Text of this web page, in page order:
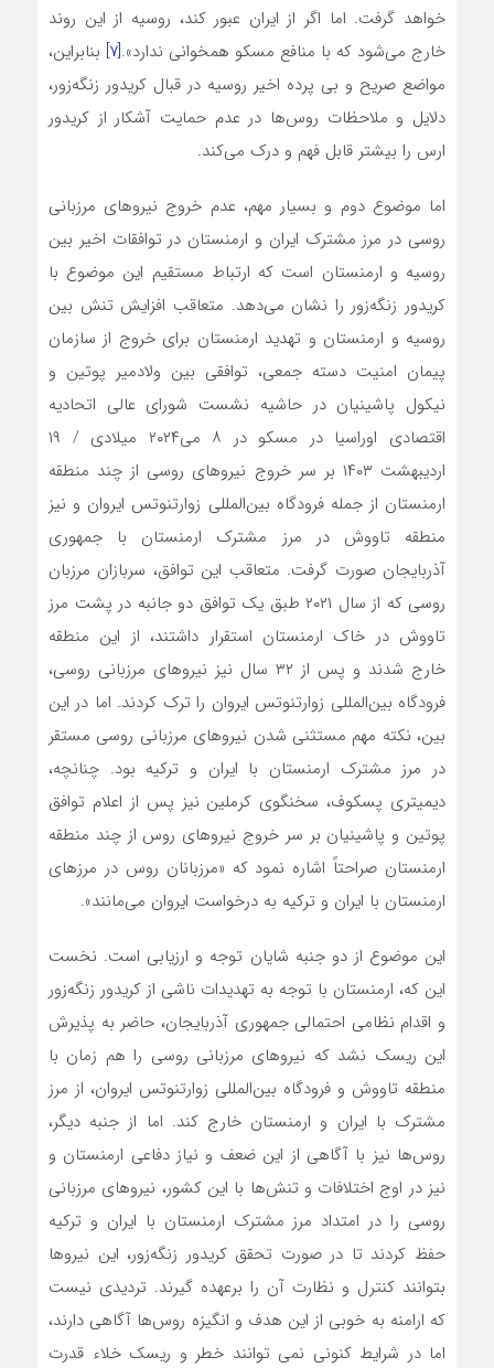
خواهد گرفت. اما اگر از ایران عبور کند، روسیه از این روند
خارج می‌شود که با منافع مسکو همخوانی ندارد».[۷]
بنابراین،
مواضع صریح و بی پرده اخیر روسیه در قبال کریدور ‌زنگه‌زور،
دلایل و ملاحظات روس‌ها در عدم حمایت آشکار از کریدور
ارس را بیشتر قابل فهم و درک‌ می‌کند.
اما موضوع دوم و بسیار مهم، عدم خروج نیروهای مرزبانی
روسی در مرز مشترک ایران و ارمنستان در توافقات اخیر بین
روسیه و ارمنستان است که ارتباط مستقیم این موضوع با
کریدور ‌زنگه‌زور را نشان می‌دهد. متعاقب افزایش تنش بین
روسیه و ارمنستان و تهدید ارمنستان برای خروج از سازمان
پیمان امنیت دسته جمعی، توافقی بین ولادمیر پوتین و
نیکول پاشینیان در حاشیه نشست شورای عالی اتحادیه
اقتصادی اوراسیا در مسکو در ۸‌ می‌۲۰۲۴ میلادی / ۱۹
اردیبهشت ۱۴۰۳ بر سر خروج نیروهای روسی از چند منطقه
ارمنستان از جمله فرودگاه بین‌المللی زوارتنوتس ایروان و نیز
منطقه تاووش در مرز مشترک ارمنستان با جمهوری
آذربایجان صورت گرفت. متعاقب این توافق، سربازان مرزبان
روسی که از سال ۲۰۲۱ طبق یک توافق دو جانبه در پشت مرز
تاووش در خاک ارمنستان استقرار داشتند، از این منطقه
خارج شدند و پس از ۳۲ سال نیز نیروهای مرزبانی روسی،
فرودگاه بین‌المللی زوارتنوتس ایروان را ترک کردند. اما در این
بین، نکته مهم مستثنی شدن نیروهای مرزبانی روسی مستقر
در مرز مشترک ارمنستان با ایران و ترکیه بود. چنانچه،
دیمیتری پسکوف، سخنگوی کرملین نیز پس از اعلام توافق
پوتین و پاشینیان بر سر خروج نیرو‌های روس از چند منطقه
ارمنستان صراحتاً اشاره نمود که «مرزبانان روس در مرز‌های
ارمنستان با ایران و ترکیه به درخواست ایروان می‌مانند».
این موضوع از دو جنبه شایان توجه و ارزیابی است. نخست
این که، ارمنستان با توجه به تهدیدات ناشی از کریدور ‌زنگه‌زور
و اقدام نظامی احتمالی جمهوری آذربایجان، حاضر به پذیرش
این ریسک نشد که نیروهای مرزبانی روسی را هم زمان با
منطقه تاووش و فرودگاه بین‌المللی زوارتنوتس ایروان، از مرز
مشترک با ایران و ارمنستان خارج کند. اما از جنبه دیگر،
روس‌ها نیز با آگاهی از این ضعف و نیاز دفاعی ارمنستان و
نیز در اوج اختلافات و تنش‌ها با این کشور، نیروهای مرزبانی
روسی را در امتداد مرز مشترک ارمنستان با ایران و ترکیه
حفظ کردند تا در صورت تحقق کریدور ‌زنگه‌زور، این نیروها
بتوانند کنترل و نظارت آن را برعهده گیرند. تردیدی نیست
که ارامنه به خوبی از این هدف و انگیزه روس‌ها آگاهی دارند،
اما در شرایط کنونی نمی توانند خطر و ریسک خلاء قدرت